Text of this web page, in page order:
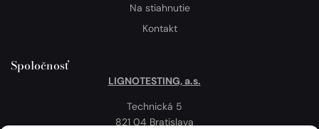
Na stiahnutie
Kontakt
Spoločnosť
LIGNOTESTING, a.s.
Technická 5
821 04 Bratislava